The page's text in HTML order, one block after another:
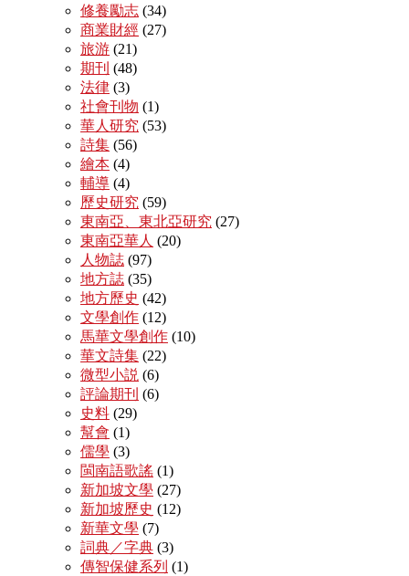
修養勵志 (34)
商業財經 (27)
旅游 (21)
期刊 (48)
法律 (3)
社會刊物 (1)
華人研究 (53)
詩集 (56)
繪本 (4)
輔導 (4)
歷史研究 (59)
東南亞、東北亞研究 (27)
東南亞華人 (20)
人物誌 (97)
地方誌 (35)
地方歷史 (42)
文學創作 (12)
馬華文學創作 (10)
華文詩集 (22)
微型小説 (6)
評論期刊 (6)
史料 (29)
幫會 (1)
儒學 (3)
閩南語歌謠 (1)
新加坡文學 (27)
新加坡歷史 (12)
新華文學 (7)
詞典／字典 (3)
傳智保健系列 (1)